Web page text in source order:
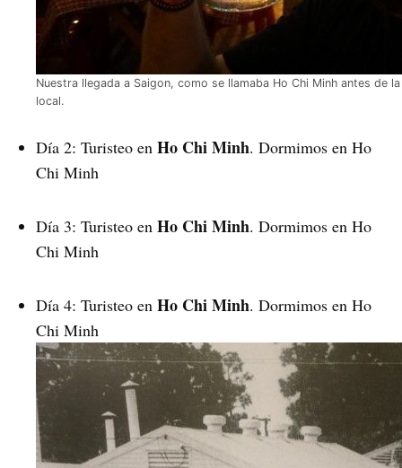
Nuestra llegada a Saigon, como se llamaba Ho Chi Minh antes de
local.
Día 2: Turisteo enHo Chi Minh. Dormimos en Ho
Chi Minh
Día 3: Turisteo enHo Chi Minh. Dormimos en Ho
Chi Minh
Día 4: Turisteo enHo Chi Minh. Dormimos en Ho
Chi Minh